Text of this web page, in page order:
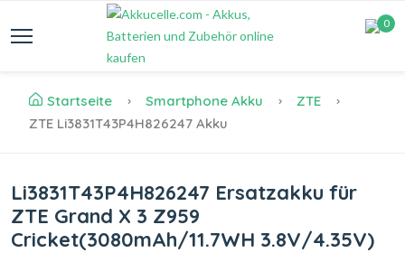
0
Startseite Smartphone Akku
ZTE
ZTE Li3831T43P4H826247 Akku
Li3831T43P4H826247 Ersatzakku für
ZTE Grand X 3 Z959
Cricket(3080mAh/11.7WH 3.8V/4.35V)